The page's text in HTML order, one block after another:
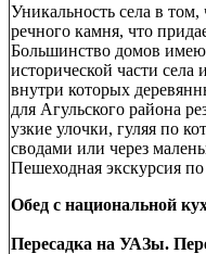
Уникальность села в
речного камня, что
Большинство домов
исторической части
внутри которых
для Агульского района
узкие улочки, гуляя по
сводами или через
Пешеходная экскурсия по
Обед с национальной
Пересадка на УАЗы.